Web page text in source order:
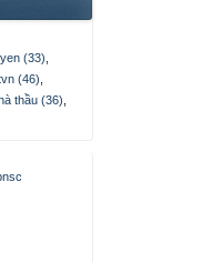
(33)
(46)
thầu (36)